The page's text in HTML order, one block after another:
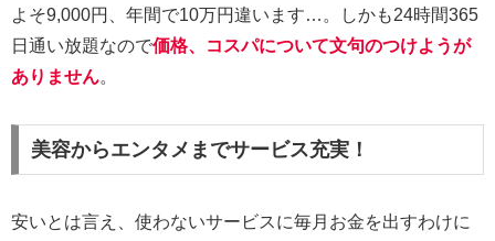
よそ9,000円、年間で10万円違います…。しかも24時間365
日通い放題なので価格、コスパについて文句のつけようが
ありません。
美容からエンタメまでサービス充実！
安いとは言え、使わないサービスに毎月お金を出すわけに